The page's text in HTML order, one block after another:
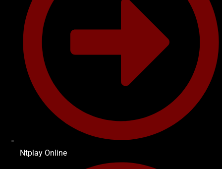
Ntplay Online